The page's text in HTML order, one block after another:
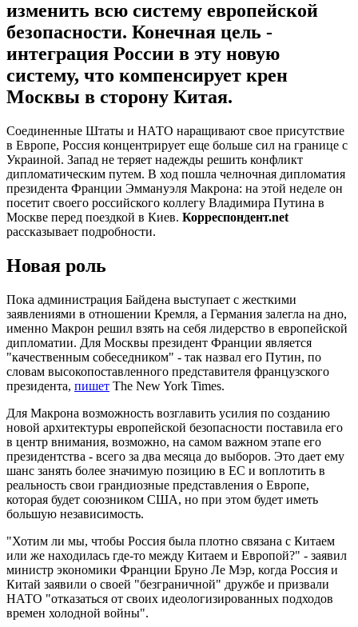
изменить всю систему европейской
безопасности. Конечная цель -
интеграция России в эту новую
систему, что компенсирует крен
Москвы в сторону Китая.
Соединенные Штаты и НАТО наращивают свое присутствие
в Европе, Россия концентрирует еще больше сил на границе с
Украиной. Запад не теряет надежды решить конфликт
дипломатическим путем. В ход пошла челночная дипломатия
президента Франции Эммануэля Макрона: на этой неделе он
посетит своего российского коллегу Владимира Путина в
Москве перед поездкой в Киев. Корреспондент.net
рассказывает подробности.
Новая роль
Пока администрация Байдена выступает с жесткими
заявлениями в отношении Кремля, а Германия залегла на дно,
именно Макрон решил взять на себя лидерство в европейской
дипломатии. Для Москвы президент Франции является
"качественным собеседником" - так назвал его Путин, по
словам высокопоставленного представителя французского
президента, пишет The New York Times.
Для Макрона возможность возглавить усилия по созданию
новой архитектуры европейской безопасности поставила его
в центр внимания, возможно, на самом важном этапе его
президентства - всего за два месяца до выборов. Это дает ему
шанс занять более значимую позицию в ЕС и воплотить в
реальность свои грандиозные представления о Европе,
которая будет союзником США, но при этом будет иметь
большую независимость.
"Хотим ли мы, чтобы Россия была плотно связана с Китаем
или же находилась где-то между Китаем и Европой?" - заявил
министр экономики Франции Бруно Ле Мэр, когда Россия и
Китай заявили о своей "безграничной" дружбе и призвали
НАТО "отказаться от своих идеологизированных подходов
времен холодной войны".